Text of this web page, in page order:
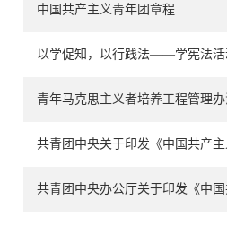
中国共产主义青年团章程
以学促知，以行践法——学宪法活
青年马克思主义者培养工程管理